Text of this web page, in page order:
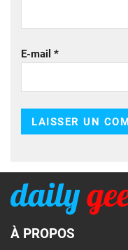
E-mail *
À PROPOS